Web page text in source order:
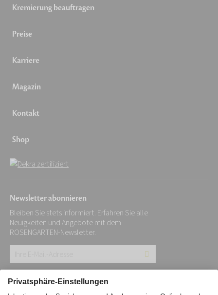
Kremierung beauftragen
Preise
Karriere
Magazin
Kontakt
Shop
Newsletter abonnieren
Bleiben Sie stets informiert. Erfahren Sie alle
Neuigkeiten und Angebote mit dem
ROSENGARTEN-Newsletter.
E-
Mail-
Impressum Datenschutz Stiftung